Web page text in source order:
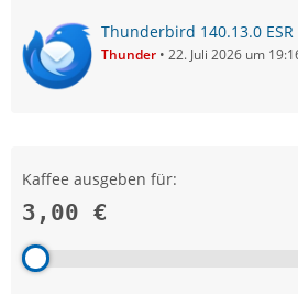
Thunderbird 140.13.0
Thunder 22. Juli 2026 um
Kaffee ausgeben für:
3,00 €